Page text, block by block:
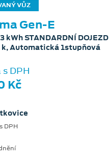
VŮZ
Gen-E
kWh STANDARDNÍ DOJEZD
k, Automatická 1stupňová
DPH
Kč
DPH